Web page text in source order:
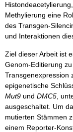
Methylierung eine
des Transgen-
und Interaktionen
Ziel dieser Arbeit ist
Genom-Editierung
Transgenexpression
epigenetische
Mut9 und DMC5 ,
ausgeschaltet. Um
mutierten Stämmen
einem Reporter-